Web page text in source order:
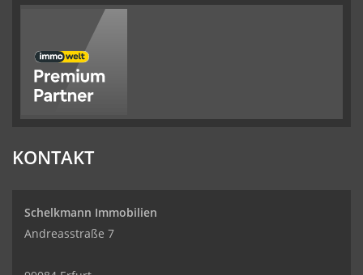
KONTAKT
Schelkmann Immobilien
Andreasstraße 7